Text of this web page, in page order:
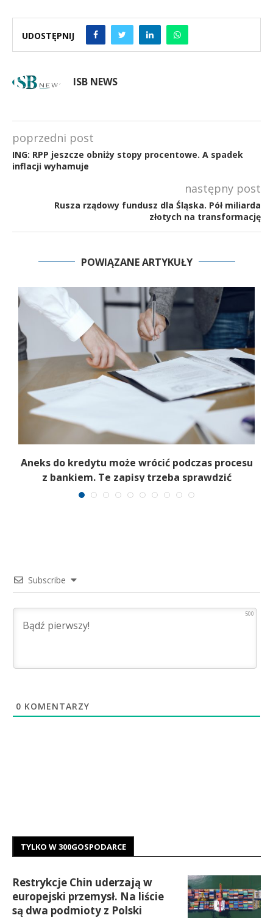
UDOSTĘPNIJ
ISB NEWS
poprzedni post
ING: RPP jeszcze obniży stopy procentowe. A spadek
inflacji wyhamuje
następny post
Rusza rządowy fundusz dla Śląska. Pół miliarda
złotych na transformację
POWIĄZANE ARTYKUŁY
Aneks do kredytu może wrócić podczas procesu
z bankiem. Te zapisy trzeba sprawdzić
Subscribe
500
0 KOMENTARZY
TYLKO W 300GOSPODARCE
Restrykcje Chin uderzają w
europejski przemysł. Na liście
są dwa podmioty z Polski